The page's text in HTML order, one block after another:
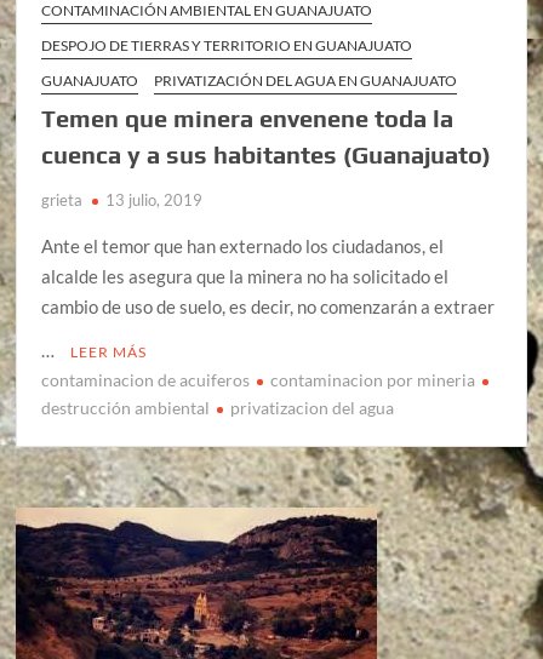
CONTAMINACIÓN AMBIENTAL EN GUANAJUATO
DESPOJO DE TIERRAS Y TERRITORIO EN GUANAJUATO
GUANAJUATO
PRIVATIZACIÓN DEL AGUA EN GUANAJUATO
Temen que minera envenene toda la
cuenca y a sus habitantes (Guanajuato)
grieta 13 julio, 2019
Ante el temor que han externado los ciudadanos, el
alcalde les asegura que la minera no ha solicitado el
cambio de uso de suelo, es decir, no comenzarán a extraer
…
LEER MÁS
contaminacion de acuiferos
contaminacion por mineria
destrucción ambiental
privatizacion del agua